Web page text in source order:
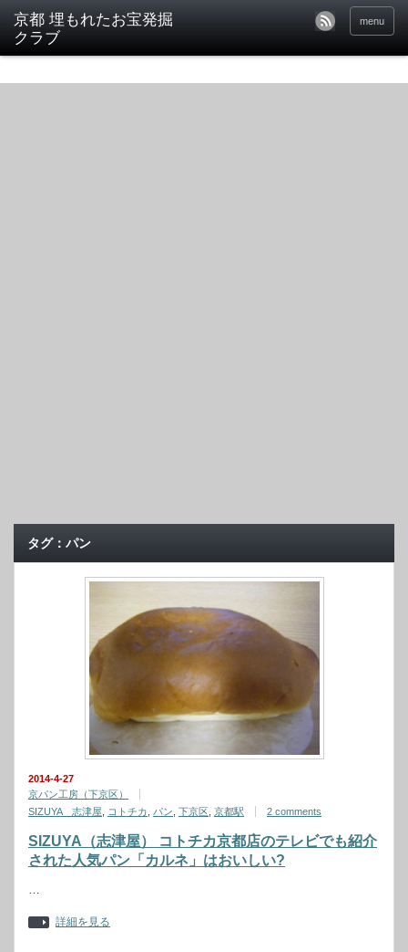
京都 埋もれたお宝発掘
クラブ
menu
タグ：パン
2014-4-27
京パン工房（下京区）
SIZUYA 志津屋
コトチカ パン 下京区 京都駅 2 comments
SIZUYA（志津屋） コトチカ京都店のテレビでも紹介
された人気パン「カルネ」はおいしい?
詳細を見る